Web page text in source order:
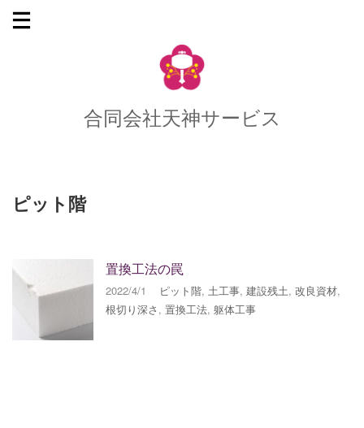
合同会社天神サービス
ピット階
置換工法の罠
2022/4/1 ピット階, 土工事, 建設残土, 改良資材,
根切り深さ , 置換工法, 躯体工事